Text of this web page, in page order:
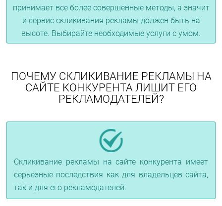
принимает все более совершенные методы, а значит
и сервис скликивания рекламы должен быть на
высоте. Выбирайте необходимые услуги с умом.
ПОЧЕМУ СКЛИКИВАНИЕ РЕКЛАМЫ НА
САЙТЕ КОНКУРЕНТА ЛИШИТ ЕГО
РЕКЛАМОДАТЕЛЕЙ?
Скликивание рекламы на сайте конкурента имеет
серьезные последствия как для владельцев сайта,
так и для его рекламодателей.